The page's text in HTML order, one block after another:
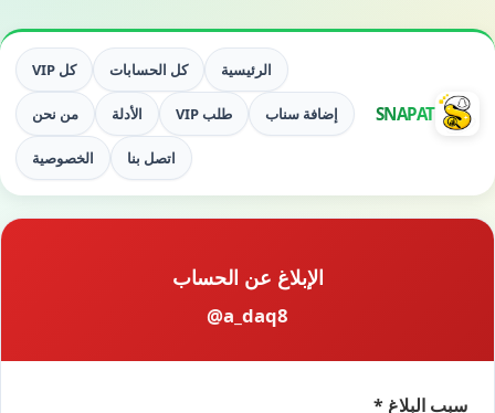
SNAPAT
الرئيسية كل الحسابات كل VIP
إضافة سناب طلب VIP الأدلة من نحن
اتصل بنا الخصوصية
الإبلاغ عن الحساب
@a_daq8
سبب البلاغ *